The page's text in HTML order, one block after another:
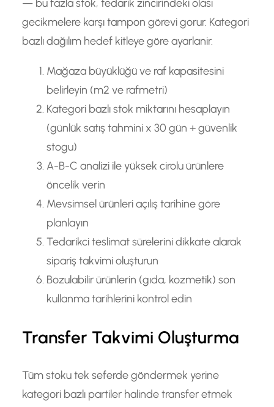
— bu fazla stok, tedarik zincirindeki olası
gecikmelere karşı tampon görevi gorur. Kategori
bazlı dağılım hedef kitleye göre ayarlanir.
Mağaza büyüklüğü ve raf kapasitesini
belirleyin (m2 ve rafmetri)
Kategori bazlı stok miktarını hesaplayın
(günlük satış tahmini x 30 gün + güvenlik
stogu)
A-B-C analizi ile yüksek cirolu ürünlere
öncelik verin
Mevsimsel ürünleri açılış tarihine göre
planlayın
Tedarikci teslimat sürelerini dikkate alarak
sipariş takvimi oluşturun
Bozulabilir ürünlerin (gıda, kozmetik) son
kullanma tarihlerini kontrol edin
Transfer Takvimi Oluşturma
Tüm stoku tek seferde göndermek yerine
kategori bazlı partiler halinde transfer etmek